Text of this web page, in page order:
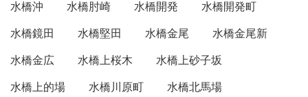
水橋沖
水橋肘崎 水橋開発
水橋開発町
水橋鏡田
水橋堅田 水橋金尾
水橋金尾新
水橋金広
水橋上桜木
水橋上砂子坂
水橋上的場
水橋川原町
水橋北馬場